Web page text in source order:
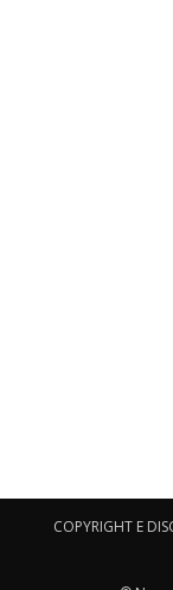
COPYRIGHT E